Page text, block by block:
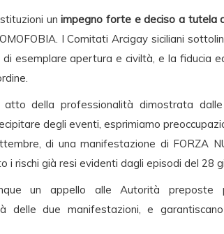
unimpegno forte e deciso a tutela
I Comitati Arcigay siciliani
esemplare apertura e civiltà, e la fiducia
atto della professionalità dimostrata
degli eventi, esprimiamo
di una manifestazione di FORZA
i rischi già resi evidenti dagli episodi del 28
un appello alle Autorità preposte
delle due manifestazioni, e